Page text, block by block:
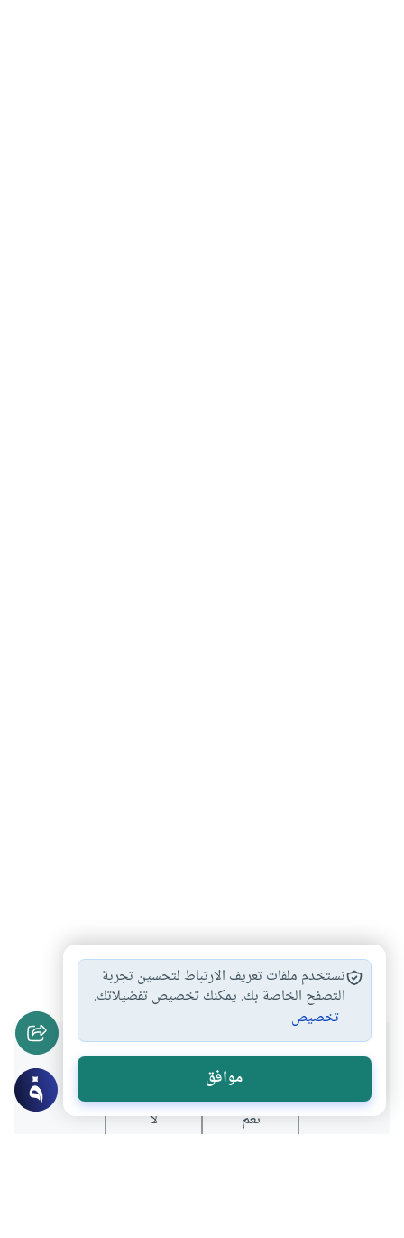
فقه #المقاصد الشرعية #أخلاق
هل انتفعت بهذا المحتوى؟
نعم لا
نستخدم ملفات تعريف الارتباط لتحسين تجربة
التصفح الخاصة بك. يمكنك تخصيص تفضيلاتك.
تخصيص
موافق